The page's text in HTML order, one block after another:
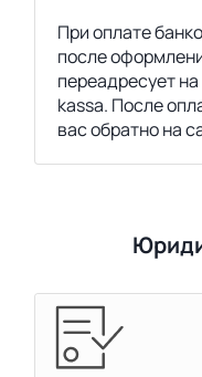
При оплате
после
переадресует
kassa. После
вас обратно на